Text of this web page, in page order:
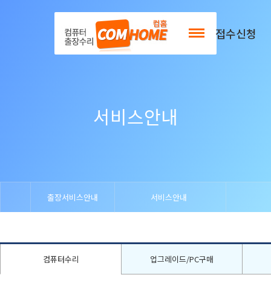
출장서비스안내 접수신청
서비스안내
출장서비스안내 서비스안내
컴퓨터수리 업그레이드/PC구매